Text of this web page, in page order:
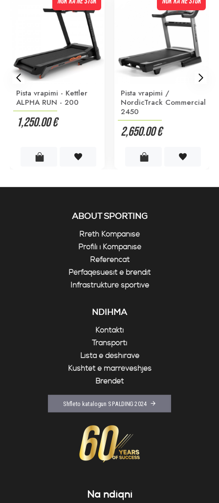
Pista vrapimi - Kettler
ALPHA RUN - 200
1,250.00 €
Pista vrapimi /
NordicTrack Commercial
2450
2,650.00 €
ABOUT SPORTING
Rreth Kompanisë
Profili i Kompanisë
Referencat
Përfaqësuesit e brendit
Infrastrukturë sportive
NDIHMA
Kontakti
Transporti
Lista e dëshirave
Kushtet e marrëveshjes
Brendet
Shfleto katalogun SPALDING 2024
Na ndiqni